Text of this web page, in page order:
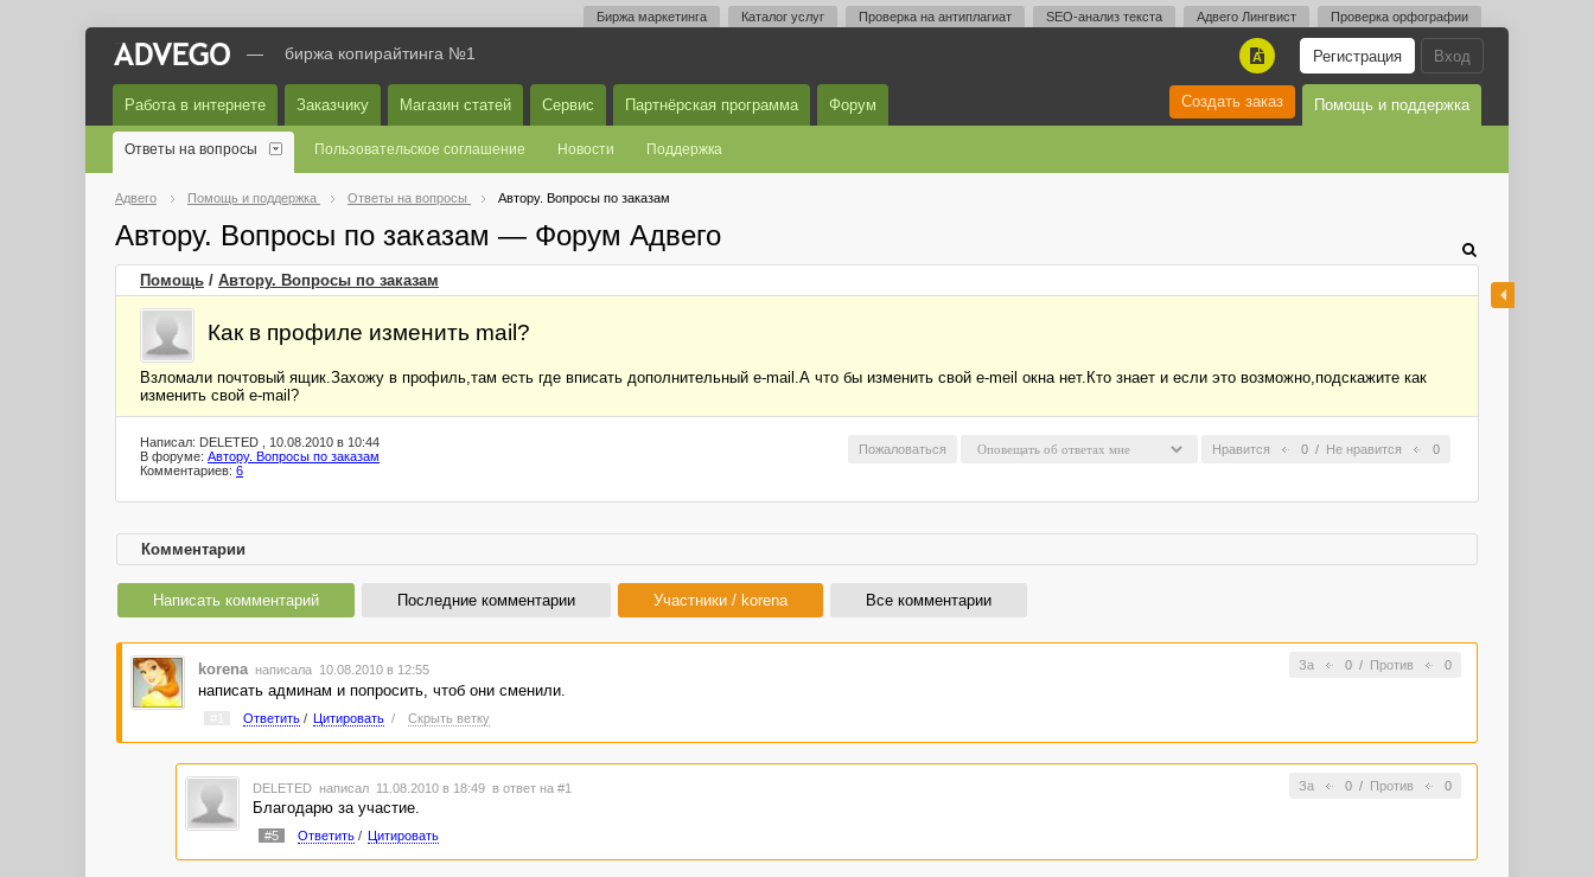
Биржа маркетинга Каталог услуг Проверка на антиплагиат SEO-анализ текста Адвего Лингвист Проверка орфографии
Вход
Регистрация
A
— биржа копирайтинга №1
Работа в интернете Заказчику Магазин статей Сервис Партнёрская программа Форум Помощь и поддержка
Создать заказ
Ответы на вопросы Пользовательское соглашение Новости Поддержка
Адвего Помощь и поддержка Ответы на вопросы Автору. Вопросы по заказам
Автору. Вопросы по заказам — Форум Адвего
Помощь / Автору. Вопросы по заказам
Как в профиле изменить mail?
Взломали почтовый ящик.Захожу в профиль,там есть где вписать дополнительный e-mail.А что бы изменить свой e-meil окна нет.Кто знает и если это возможно,подскажите как
изменить свой e-mail?
Нравится 0 / Не нравится 0
Пожаловаться
Написал: DELETED , 10.08.2010 в 10:44
В форуме: Автору. Вопросы по заказам
Комментариев: 6
Комментарии
Написать комментарий Последние комментарии Участники / korena Все комментарии
За 0/ Против 0
korena написала 10.08.2010 в 12:55
написать админам и попросить, чтоб они сменили.
Ответить/ Цитировать / Скрыть ветку
За 0/ Против 0
DELETED написал 11.08.2010 в 18:49 в ответ на #1
Благодарю за участие.
#5 Ответить/ Цитировать